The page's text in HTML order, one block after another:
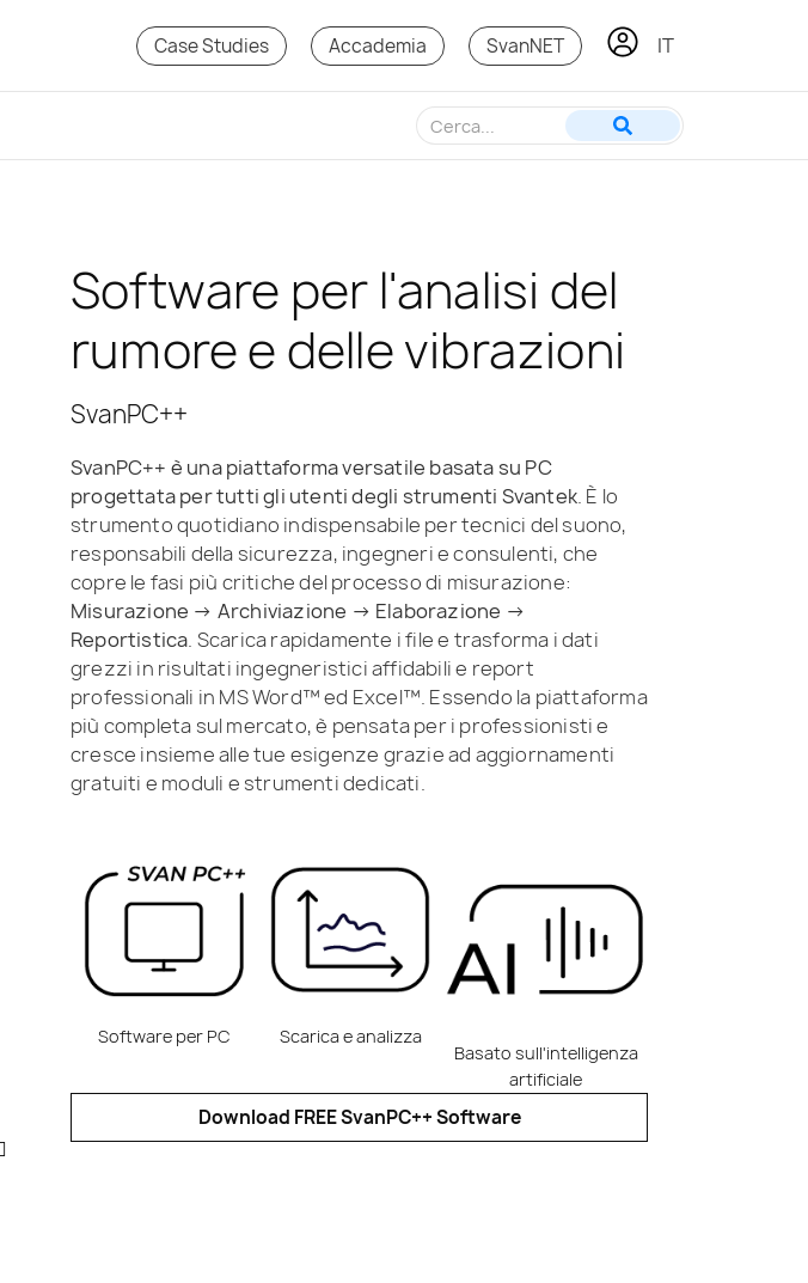
Case Studies Accademia SvanNET IT
KO
Software per l'analisi del
rumore e delle vibrazioni
SvanPC++
SvanPC++ è una piattaforma versatile basata su PC
progettata per tutti gli utenti degli strumenti Svantek. È lo
strumento quotidiano indispensabile per tecnici del suono,
responsabili della sicurezza, ingegneri e consulenti, che
copre le fasi più critiche del processo di misurazione:
Misurazione → Archiviazione → Elaborazione →
Reportistica. Scarica rapidamente i file e trasforma i dati
grezzi in risultati ingegneristici affidabili e report
professionali in MS Word™ ed Excel™. Essendo la piattaforma
più completa sul mercato, è pensata per i professionisti e
cresce insieme alle tue esigenze grazie ad aggiornamenti
gratuiti e moduli e strumenti dedicati.
Software per PC Scarica e analizza
Basato sull'intelligenza
artificiale
Download FREE SvanPC++ Software